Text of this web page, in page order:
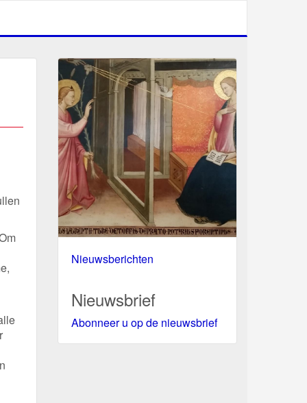
Nieuwsberichten
Nieuwsbrief
Abonneer u op de nieuwsbrief